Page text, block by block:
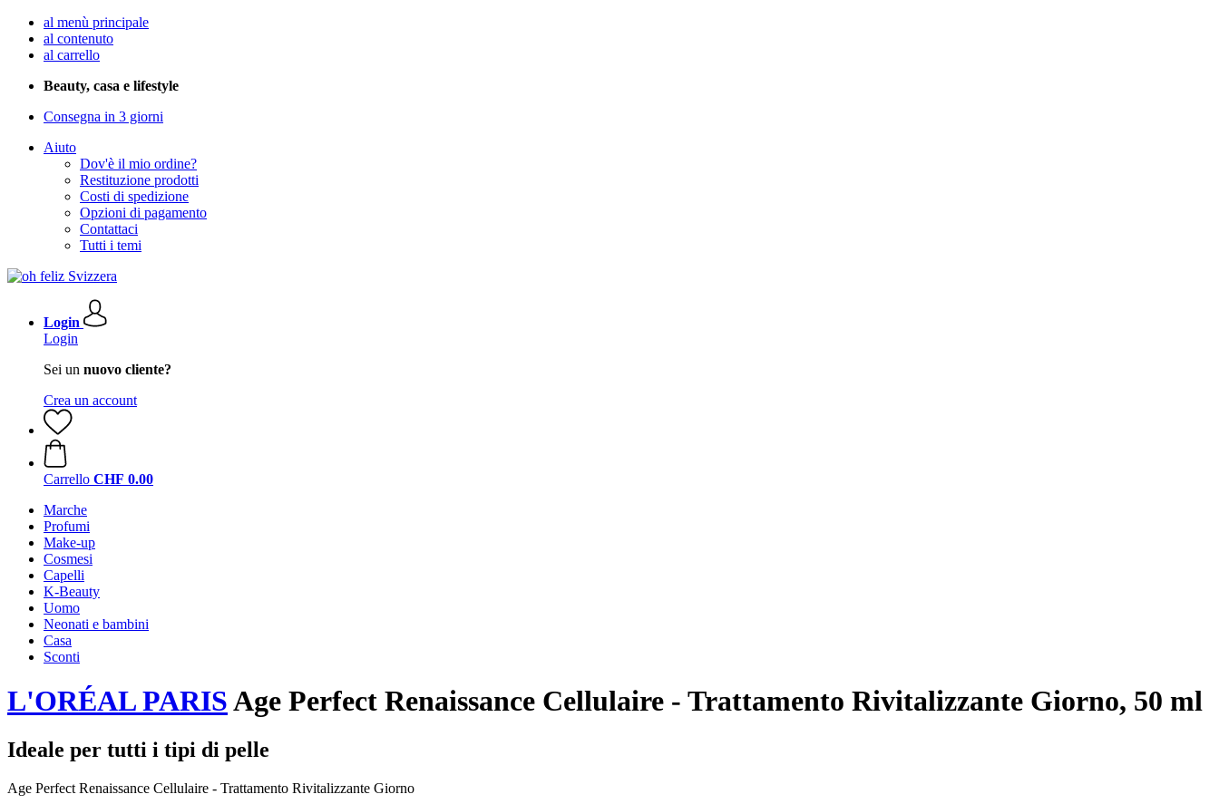
al menù principale
al contenuto
al carrello
Beauty, casa e lifestyle
Consegna in 3 giorni
Aiuto
Dov'è il mio ordine?
Restituzione prodotti
Costi di spedizione
Opzioni di pagamento
Contattaci
Tutti i temi
Login
Login
Sei un nuovo cliente?
Crea un account
Carrello CHF 0.00
Marche
Profumi
Make-up
Cosmesi
Capelli
K-Beauty
Uomo
Neonati e bambini
Casa
Sconti
L'ORÉAL PARISAge Perfect Renaissance Cellulaire - Trattamento Rivitalizzante Giorno, 50 ml
Ideale per tutti i tipi di pelle
Age Perfect Renaissance Cellulaire - Trattamento Rivitalizzante Giorno